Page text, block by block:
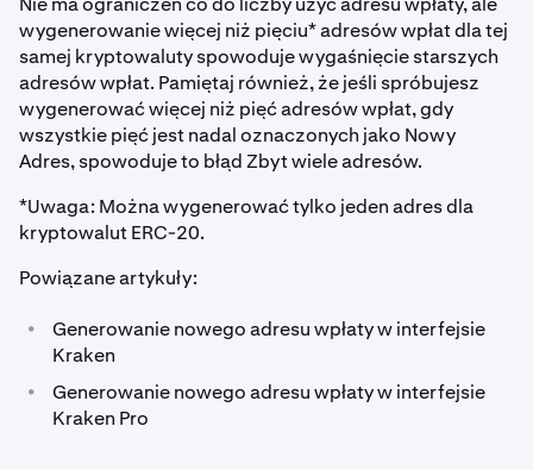
wygenerowanie więcej niż pięciu* adresów wpłat dla tej
samej kryptowaluty spowoduje wygaśnięcie starszych
adresów wpłat. Pamiętaj również, że jeśli spróbujesz
wygenerować więcej niż pięć adresów wpłat, gdy
wszystkie pięć jest nadal oznaczonych jako Nowy
Adres, spowoduje to błąd Zbyt wiele adresów.
*Uwaga: Można wygenerować tylko jeden adres dla
kryptowalut ERC-20.
Powiązane artykuły:
•
Generowanie nowego adresu wpłaty w interfejsie
Kraken
•
Generowanie nowego adresu wpłaty w interfejsie
Kraken Pro